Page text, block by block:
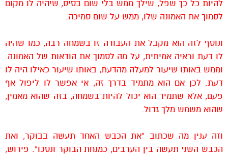
להיות כל כך שפל, שילך ממש בלי שום בסיס, שיהיה לו מקום
לסמוך את האמונה שלו, ממש על שום סמיכה.
ונוסף לזה הוא מקבל את העבודה זו בשמחה רבה, כמו שהיה
לו דעת וראיה אמיתית, על מה לסמוך את הודאות של האמונה.
וממש באותו שיעור למעלה מהדעת, באותו שיעור כאילו היה לו
דעת. לכן אם הוא מתמיד בדרך זה, אי אפשר לו ליפול אף
פעם, אלא שתמיד הוא יכול להיות בשמחה, בזה שהוא מאמין,
שהוא משמש מלך גדול.
וזה ענין מה שכתוב "את הכבש האחד תעשה בבוקר, ואת
הכבש השני תעשה בין הערבים, כמנחת הבוקר ונסכו". פירוש,